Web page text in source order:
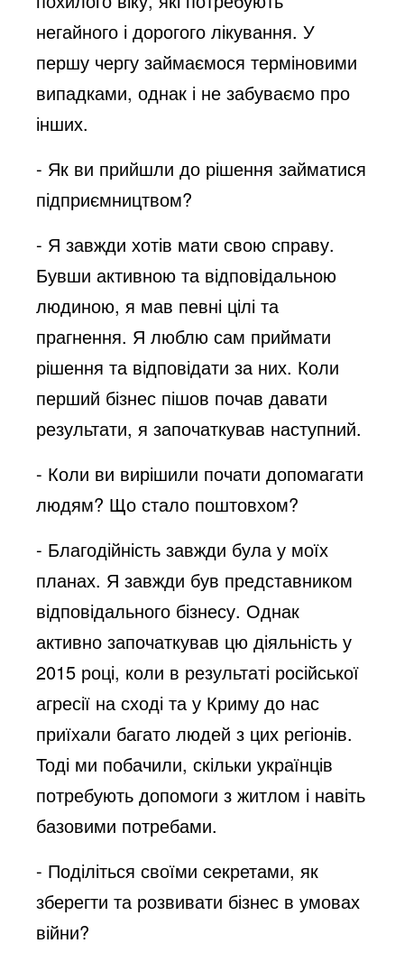
негайного і дорогого лікування. У
першу чергу займаємося терміновими
випадками, однак і не забуваємо про
інших.
- Як ви прийшли до рішення займатися
підприємництвом?
- Я завжди хотів мати свою справу.
Бувши активною та відповідальною
людиною, я мав певні цілі та
прагнення. Я люблю сам приймати
рішення та відповідати за них. Коли
перший бізнес пішов почав давати
результати, я започаткував наступний.
- Коли ви вирішили почати допомагати
людям? Що стало поштовхом?
- Благодійність завжди була у моїх
планах. Я завжди був представником
відповідального бізнесу. Однак
активно започаткував цю діяльність у
2015 році, коли в результаті російської
агресії на сході та у Криму до нас
приїхали багато людей з цих регіонів.
Тоді ми побачили, скільки українців
потребують допомоги з житлом і навіть
базовими потребами.
- Поділіться своїми секретами, як
зберегти та розвивати бізнес в умовах
війни?